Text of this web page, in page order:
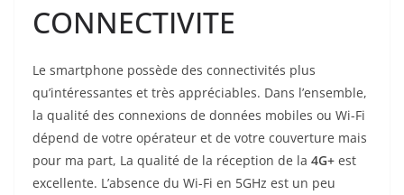
CONNECTIVITE
Le smartphone possède des connectivités plus
qu’intéressantes et très appréciables. Dans l’ensemble,
la qualité des connexions de données mobiles ou Wi-Fi
dépend de votre opérateur et de votre couverture mais
pour ma part, La qualité de la réception de la 4G+ est
excellente. L’absence du Wi-Fi en 5GHz est un peu